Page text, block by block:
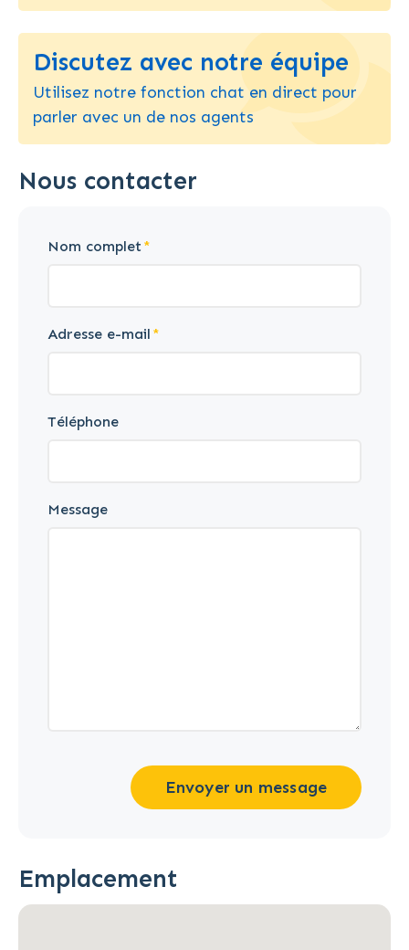
Discutez avec notre équipe
Utilisez notre fonction chat en direct pour
parler avec un de nos agents
Nous contacter
Nom complet
Adresse e-mail
Téléphone
Message
Envoyer un message
Emplacement